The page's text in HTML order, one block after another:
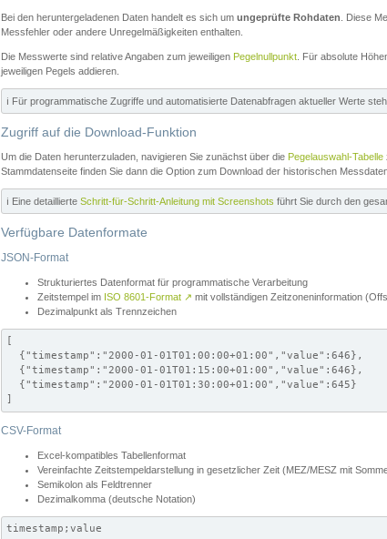
Bei den heruntergeladenen Daten handelt es sich um ungeprüfte Rohdaten . Diese
Messfehler oder andere Unregelmäßigkeiten enthalten.
Die Messwerte sind relative Angaben zum jeweiligen Pegelnullpunkt . Für absolute
jeweiligen Pegels addieren.
ℹ️ Für programmatische Zugriffe und automatisierte Datenabfragen aktueller Werte
Zugriff auf die Download-Funktion
Um die Daten herunterzuladen, navigieren Sie zunächst über die Pegelauswahl-Tabelle
Stammdatenseite finden Sie dann die Option zum Download der historischen
ℹ️ Eine detaillierte Schritt-für-Schritt-Anleitung mit Screenshots führt Sie durch den
Verfügbare Datenformate
JSON-Format
Strukturiertes Datenformat für programmatische Verarbeitung
Zeitstempel im ISO 8601-Format ↗ mit vollständigen Zeitzoneninformation
Dezimalpunkt als Trennzeichen
[
  {"timestamp":"2000-01-01T01:00:00+01:00","value":646},
  {"timestamp":"2000-01-01T01:15:00+01:00","value":646},
  {"timestamp":"2000-01-01T01:30:00+01:00","value":645}
]
CSV-Format
Excel-kompatibles Tabellenformat
Vereinfachte Zeitstempeldarstellung in gesetzlicher Zeit (MEZ/MESZ mit
Semikolon als Feldtrenner
Dezimalkomma (deutsche Notation)
timestamp;value